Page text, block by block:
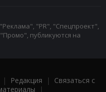
"PR", "Спецпроект",
публикуются на
| Редакция | Связаться с
|